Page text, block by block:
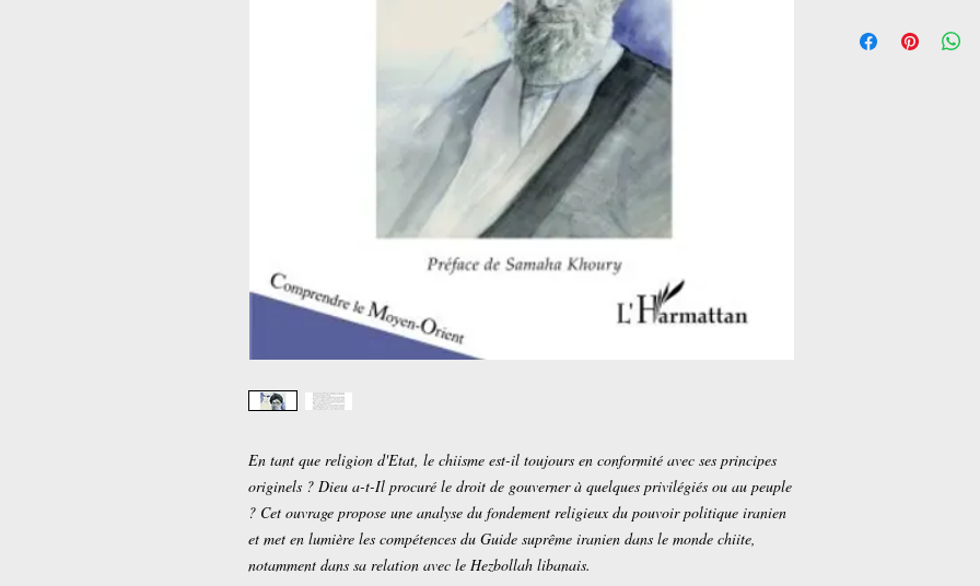
En tant que religion d'Etat, le chiisme est-il toujours en conformité avec ses principes
originels ? Dieu a-t-Il procuré le droit de gouverner à quelques privilégiés ou au peuple
? Cet ouvrage propose une analyse du fondement religieux du pouvoir politique iranien
et met en lumière les compétences du Guide suprême iranien dans le monde chiite,
notamment dans sa relation avec le Hezbollah libanais.
Editeur : Editions